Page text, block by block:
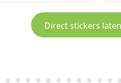
Direct stickers